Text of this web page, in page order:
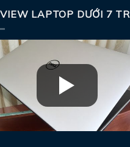
LAPTOP DƯỚI 7 TR